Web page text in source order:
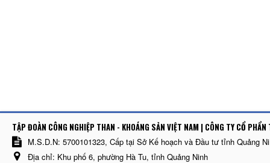
TẬP ĐOÀN CÔNG NGHIỆP THAN - KHOÁNG SẢN VIỆT NAM | CÔNG TY CỔ
M.S.D.N: 5700101323, Cấp tại Sở Kế hoạch và Đầu tư tỉnh Quảng
Địa chỉ: Khu phố 6, phường Hà Tu, tỉnh Quảng Ninh